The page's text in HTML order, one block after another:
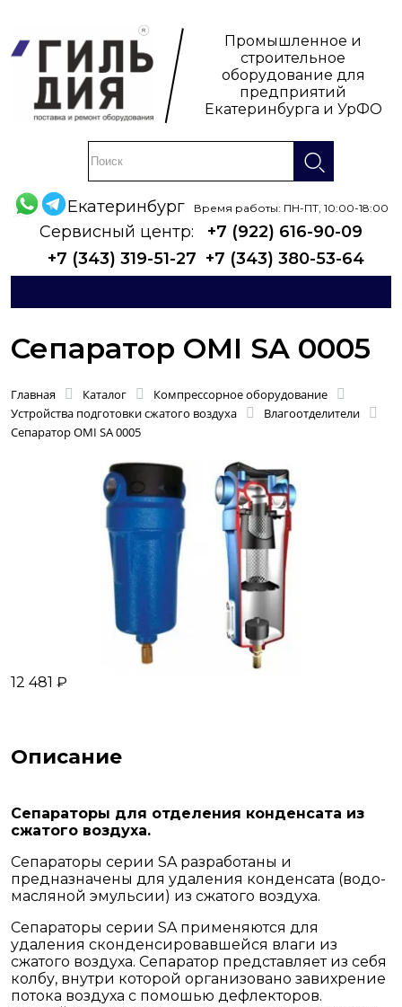
Промышленное и
строительное
оборудование для
предприятий
Екатеринбурга и УрФО
Екатеринбург Время работы: ПН-ПТ, 10:00-18:00
Сервисный центр:
+7 (922) 616-90-09
+7 (343) 319-51-27 +7 (343) 380-53-64
Сепаратор OMI SA 0005
Главная Каталог
Компрессорное оборудование
Устройства подготовки сжатого воздуха
Влагоотделители
Сепаратор OMI SA 0005
12 481 ₽
Описание
Сепараторы для отделения конденсата из
сжатого воздуха.
Сепараторы серии SA разработаны и
предназначены для удаления конденсата (водо-
масляной эмульсии) из сжатого воздуха.
Сепараторы серии SA применяются для
удаления сконденсировавшейся влаги из
сжатого воздуха. Сепаратор представляет из себя
колбу, внутри которой организовано завихрение
потока воздуха с помошью дефлекторов.